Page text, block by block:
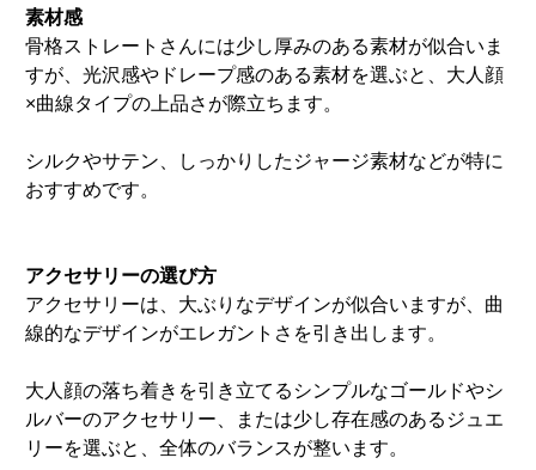
素材感
骨格ストレートさんには少し厚みのある素材が似合いま
すが、光沢感やドレープ感のある素材を選ぶと、大人顔
×曲線タイプの上品さが際立ちます。
シルクやサテン、しっかりしたジャージ素材などが特に
おすすめです。
アクセサリーの選び方
アクセサリーは、大ぶりなデザインが似合いますが、曲
線的なデザインがエレガントさを引き出します。
大人顔の落ち着きを引き立てるシンプルなゴールドやシ
ルバーのアクセサリー、または少し存在感のあるジュエ
リーを選ぶと、全体のバランスが整います。